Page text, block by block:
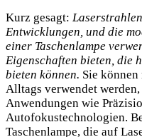
Kurz gesagt:
Entwicklungen, und ‍die
einer Taschenlampe
Eigenschaften‌ bieten, die
bieten können. ‌Sie
Alltags⁣ verwendet
Anwendungen‌ wie
Autofokustechnologien.
Taschenlampe, die⁣ auf